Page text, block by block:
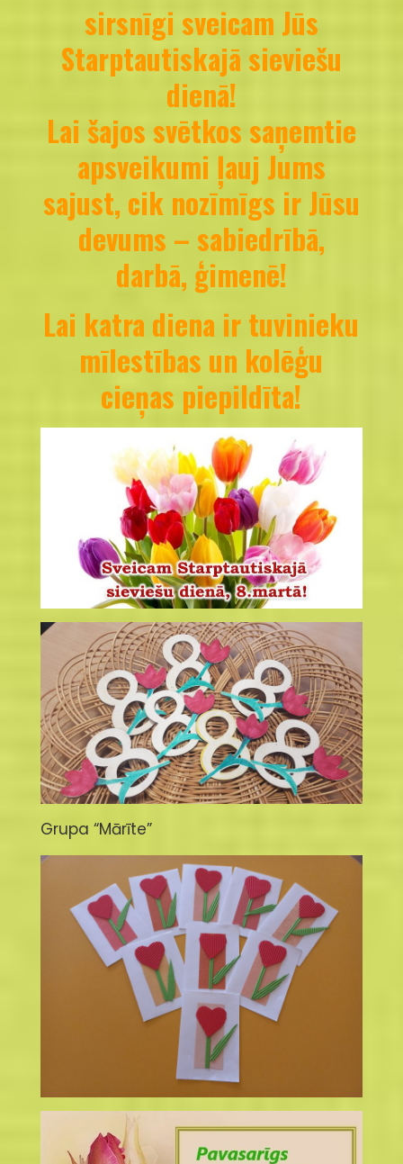
sirsnīgi sveicam Jūs
Starptautiskajā sieviešu
dienā!
Lai šajos svētkos saņemtie
apsveikumi ļauj Jums
sajust, cik nozīmīgs ir Jūsu
devums – sabiedrībā,
darbā, ģimenē!
Lai katra diena ir tuvinieku
mīlestības un kolēģu
cieņas piepildīta!
Grupa “Mārīte”